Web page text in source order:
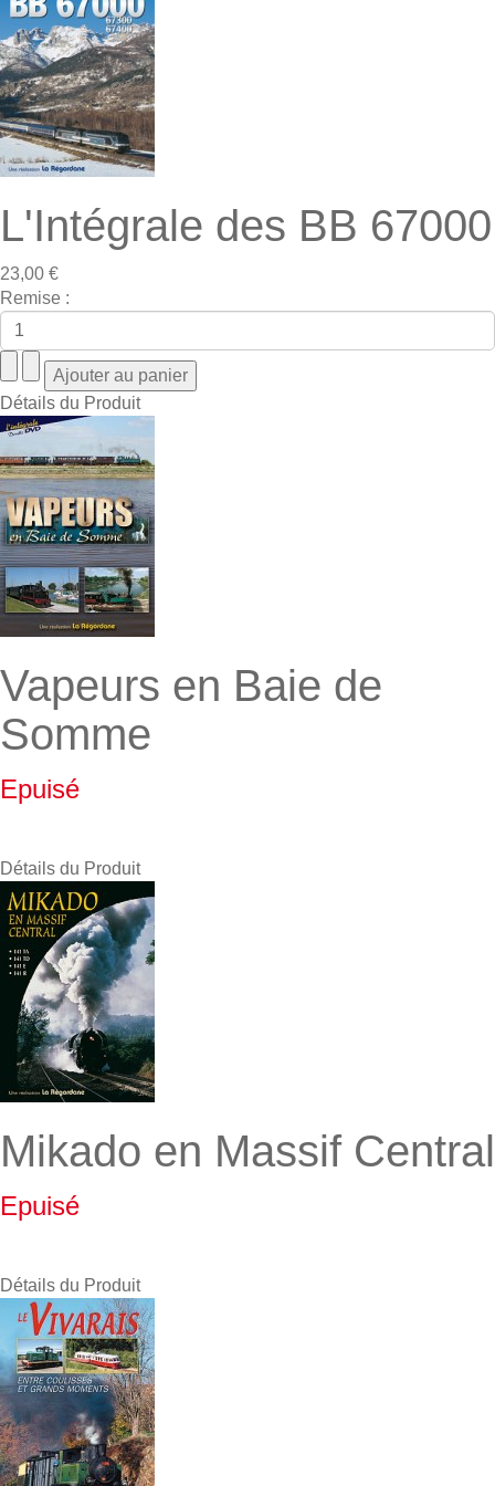
L'Intégrale des BB 67000
23,00 €
Remise :
Détails du Produit
Vapeurs en Baie de
Somme
Epuisé
Détails du Produit
Mikado en Massif Central
Epuisé
Détails du Produit